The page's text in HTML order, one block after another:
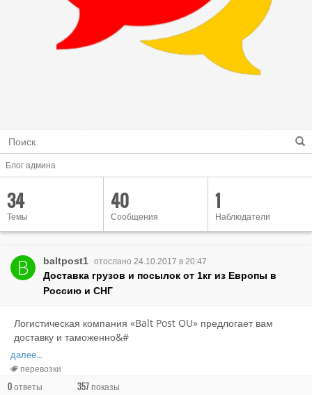
Блог админа
34
Темы
40
Сообщения
1
Наблюдатели
baltpost1 отослано 24.10.2017 в 20:47
Доставка грузов и посылок от 1кг из Европы в
Россию и СНГ
Логистическая компания «Balt Post OU» предлогает вам
доставку и таможенно&#
далее...
перевозки
0ответы 357показы